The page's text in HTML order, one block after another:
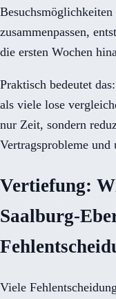
zusammenpassen,
die ersten Wochen
Praktisch bedeutet
als viele lose
nur Zeit, sondern
Vertragsprobleme und
Vertiefung:
Saalburg-
Viele